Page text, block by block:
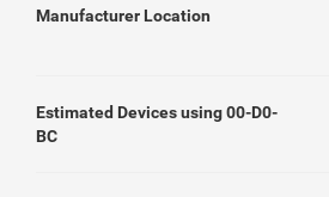
Manufacturer Location
Estimated Devices using 00-D0-
BC